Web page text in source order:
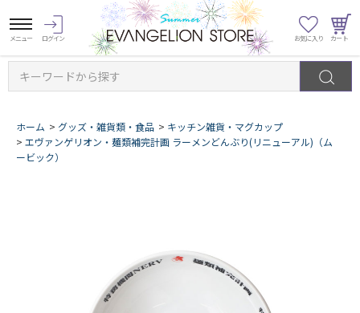
キーワードから探す
ホーム > グッズ・雑貨類・食品 > キッチン雑貨・マグカップ
> エヴァンゲリオン・麺類補完計画 ラーメンどんぶり(リニューアル)（ム
ービック）